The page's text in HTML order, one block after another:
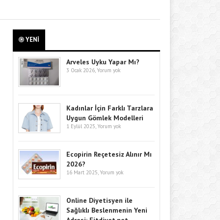
YENİ
Arveles Uyku Yapar Mı?
3 Ocak 2026, Yorum yok
Kadınlar İçin Farklı Tarzlara
Uygun Gömlek Modelleri
1 Eylül 2025, Yorum yok
Ecopirin Reçetesiz Alınır Mı
2026?
16 Mart 2025, Yorum yok
Online Diyetisyen ile
Sağlıklı Beslenmenin Yeni